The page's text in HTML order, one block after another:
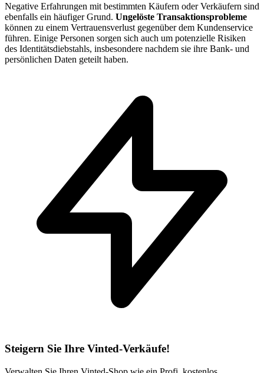
Negative Erfahrungen mit bestimmten Käufern oder Verkäufern sind
ebenfalls ein häufiger Grund. Ungelöste Transaktionsprobleme
können zu einem Vertrauensverlust gegenüber dem Kundenservice
führen. Einige Personen sorgen sich auch um potenzielle Risiken
des Identitätsdiebstahls, insbesondere nachdem sie ihre Bank- und
persönlichen Daten geteilt haben.
Steigern Sie Ihre Vinted-Verkäufe!